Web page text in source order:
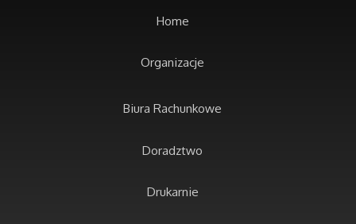
Home
Organizacje
Biura Rachunkowe
Doradztwo
Drukarnie